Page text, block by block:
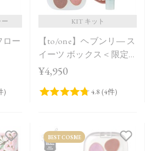
ー
ロー
品
KIT キット
【to/one】ヘブンリ― ス
イーツ ボックス＜限定
品全3種＞＜Holiday
¥4,950
BEST COSME